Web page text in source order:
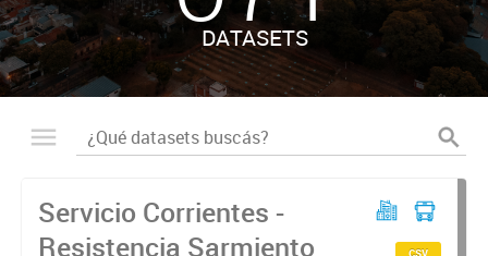
DATASETS
Servicio Corrientes -
Resistencia Sarmiento
csv